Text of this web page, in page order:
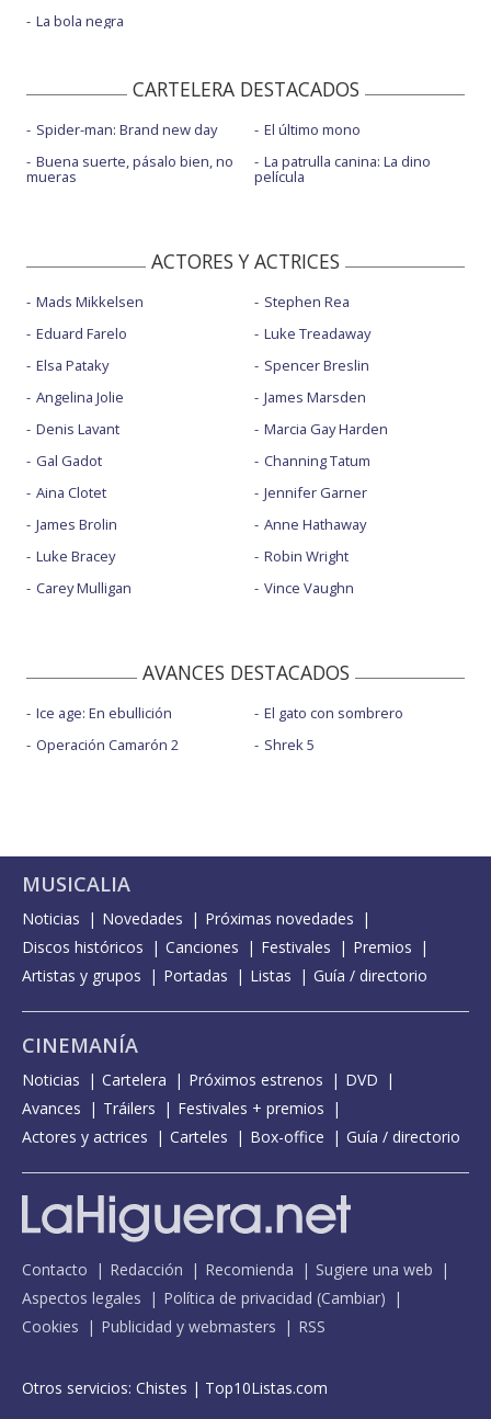
La bola negra
CARTELERA DESTACADOS
Spider-man: Brand new day
Buena suerte, pásalo bien, no
mueras
El último mono
La patrulla canina: La dino
película
ACTORES Y ACTRICES
Mads Mikkelsen
Eduard Farelo
Elsa Pataky
Angelina Jolie
Denis Lavant
Gal Gadot
Aina Clotet
James Brolin
Luke Bracey
Carey Mulligan
Stephen Rea
Luke Treadaway
Spencer Breslin
James Marsden
Marcia Gay Harden
Channing Tatum
Jennifer Garner
Anne Hathaway
Robin Wright
Vince Vaughn
AVANCES DESTACADOS
Ice age: En ebullición
Operación Camarón 2
El gato con sombrero
Shrek 5
MUSICALIA
Noticias Novedades
Próximas novedades
Discos históricos
Canciones Festivales
Premios
Artistas y grupos
Portadas Listas Guía / directorio
CINEMANÍA
Noticias Cartelera Próximos estrenos
DVD
Avances
Tráilers
Festivales + premios
Actores y actrices
Carteles Box-office Guía / directorio
Contacto Redacción Recomienda
Sugiere una web
Aspectos legales
Política de privacidad (Cambiar)
Cookies
Publicidad y webmasters RSS
Otros servicios: Chistes | Top10Listas.com